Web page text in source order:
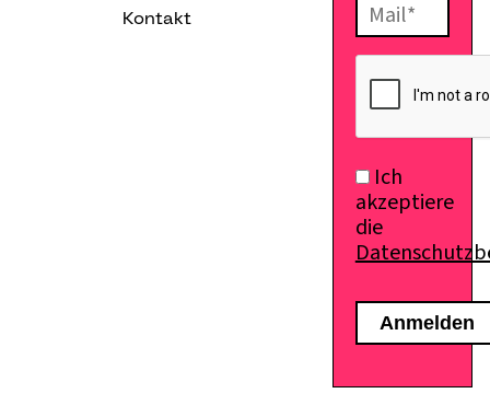
Kontakt
Ich
akzeptiere
die